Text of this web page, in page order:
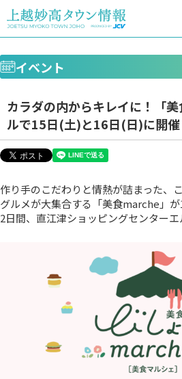
イベント
カラダの内からキレイに！「
ルで15日(土)と16日(日)に開催
作り手のこだわりと情熱が詰まった、
グルメが大集合する「美食marche」
2日間、直江津ショッピングセンターエ